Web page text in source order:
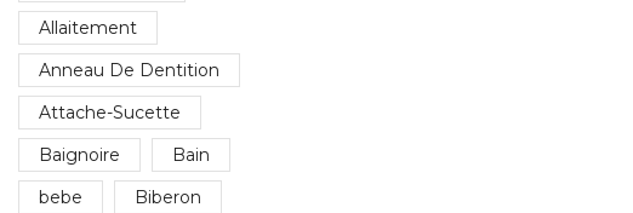
Allaitement
Anneau De Dentition
Attache-Sucette
Baignoire
Bain
bebe
Biberon